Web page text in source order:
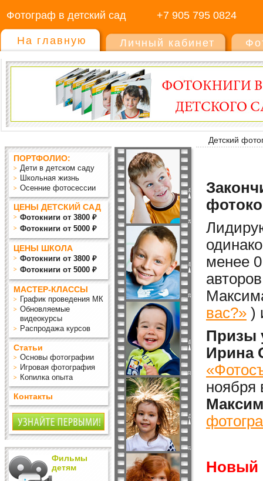
Фотограф в детский сад +7 905 795 0824
На главную Личный кабинет
Детский
ПОРТФОЛИО:
Дети в детском саду
Школьная жизнь
Осенние фотосессии
ЦЕНЫ ДЕТСКИЙ САД
Фотокниги от 3800 ₽
Фотокниги от 5000 ₽
ЦЕНЫ ШКОЛА
Фотокниги от 3800 ₽
Фотокниги от 5000 ₽
МАСТЕР-КЛАССЫ
График проведения МК
Обновляемые
видеокурсы
Распродажа курсов
Статьи
Основы фотографии
Игровая фотография
Копилка опыта
Контакты
Фильмы
детям
менее
авторов
вас?» )
Призы
Ирина
ноября
Новый